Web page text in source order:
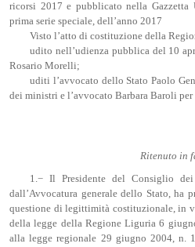
ricorsi 2017 e pubblicato nella
prima serie speciale, dell’anno 2017
Visto l’atto di costituzione della
udito nell’udienza pubblica del 10
Rosario Morelli;
uditi l’avvocato dello Stato Paolo
dei ministri e l’avvocato Barbara Baroli
Ritenuto in
1.− Il Presidente del Consiglio
dall’Avvocatura generale dello Stato, ha
questione di legittimità costituzionale, in
della legge della Regione Liguria 6
alla legge regionale 29 giugno 2004, n.